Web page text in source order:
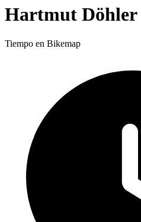
Hartmut Döhler
Tiempo en Bikemap